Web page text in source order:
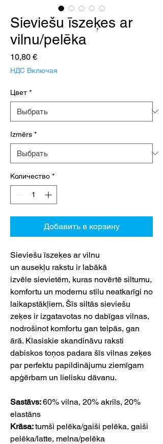
Sieviešu īszeķes ar
vilnu/pelēka
10,80 €Цена
НДС Включая
Цвет *
Izmērs *
Количество *
Добавить в корзину
Sieviešu īszeķes ar vilnu
un ausekļu rakstu ir labākā
izvēle sievietēm, kuras novērtē siltumu,
komfortu un modernu stilu neatkarīgi no
laikapstākļiem. Šīs siltās sieviešu
zeķes ir izgatavotas no dabīgas vilnas,
nodrošinot komfortu gan telpās, gan
ārā. Klasiskie skandināvu raksti
dabiskos toņos padara šīs vilnas zeķes
par perfektu papildinājumu ziemīgam
apģērbam un lielisku dāvanu.
Sastāvs:60% vilna, 20% akrils, 20%
elastāns
Krāsa:tumši pelēka/gaiši pelēka, gaiši
pelēka/latte, melna/pelēka